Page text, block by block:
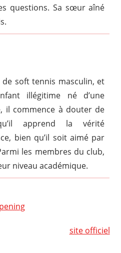
questions. Sa sœur aîné
soft tennis masculin, et
illégitime né d’une
il commence à douter de
apprend la vérité
bien qu’il soit aimé par
les membres du club,
niveau académique.
site officiel